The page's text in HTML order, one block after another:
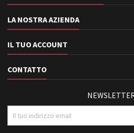
LA NOSTRA AZIENDA
IL TUO ACCOUNT
CONTATTO